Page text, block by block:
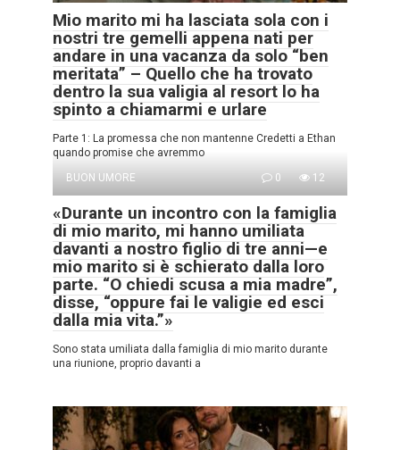
Mio marito mi ha lasciata sola con i
nostri tre gemelli appena nati per
andare in una vacanza da solo “ben
meritata” – Quello che ha trovato
dentro la sua valigia al resort lo ha
spinto a chiamarmi e urlare
Parte 1: La promessa che non mantenne Credetti a Ethan
quando promise che avremmo
BUON UMORE
0 12
«Durante un incontro con la famiglia
di mio marito, mi hanno umiliata
davanti a nostro figlio di tre anni—e
mio marito si è schierato dalla loro
parte. “O chiedi scusa a mia madre”,
disse, “oppure fai le valigie ed esci
dalla mia vita.”»
Sono stata umiliata dalla famiglia di mio marito durante
una riunione, proprio davanti a